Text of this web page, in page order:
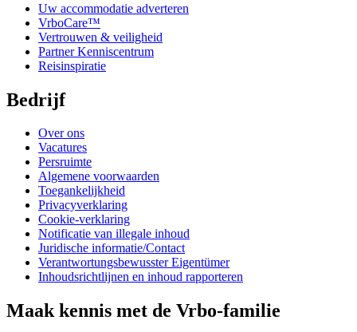
Uw accommodatie adverteren
VrboCare™
Vertrouwen & veiligheid
Partner Kenniscentrum
Reisinspiratie
Bedrijf
Over ons
Vacatures
Persruimte
Algemene voorwaarden
Toegankelijkheid
Privacyverklaring
Cookie-verklaring
Notificatie van illegale inhoud
Juridische informatie/Contact
Verantwortungsbewusster Eigentümer
Inhoudsrichtlijnen en inhoud rapporteren
Maak kennis met de Vrbo-familie